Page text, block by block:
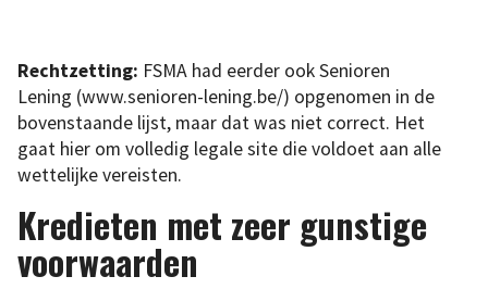
Rechtzetting: FSMA had eerder ook Senioren
Lening (www.senioren-lening.be/) opgenomen in de
bovenstaande lijst, maar dat was niet correct. Het
gaat hier om volledig legale site die voldoet aan alle
wettelijke vereisten.
Kredieten met zeer gunstige
voorwaarden